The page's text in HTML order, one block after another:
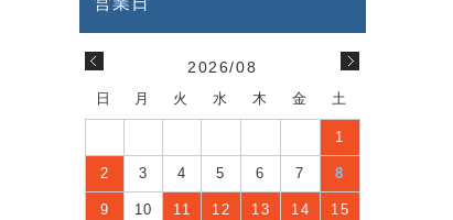
2026/08
日 月 火 水 木 金 土
1
2 3 4 5 6 7 8
9 10 11 12 13 14 15